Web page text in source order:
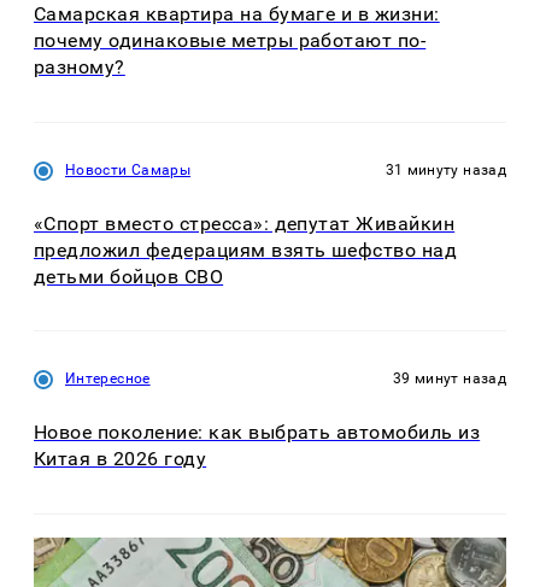
Самарская квартира на бумаге и в жизни:
почему одинаковые метры работают по-
разному?
Новости Самары 31 минуту назад
«Спорт вместо стресса»: депутат Живайкин
предложил федерациям взять шефство над
детьми бойцов СВО
Интересное 39 минут назад
Новое поколение: как выбрать автомобиль из
Китая в 2026 году